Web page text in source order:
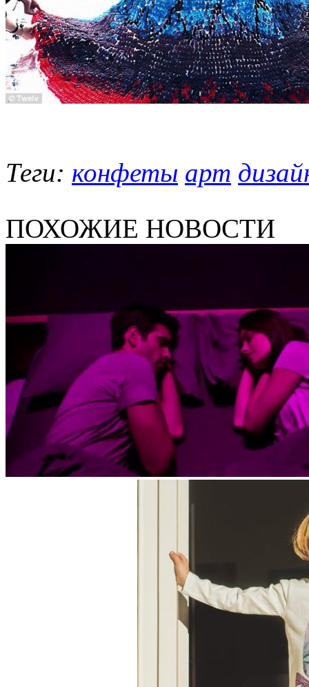
Теги: конфеты арт
ПОХОЖИЕ НОВОСТИ